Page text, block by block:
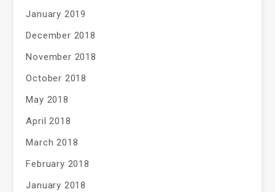
January 2019
December 2018
November 2018
October 2018
May 2018
April 2018
March 2018
February 2018
January 2018